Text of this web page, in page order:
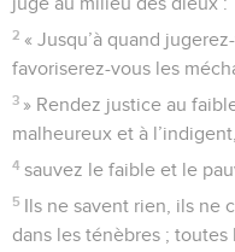
2 « Jusqu’à quand
favoriserez-vous les
3 » Rendez justice au
malheureux et à l’indigent,
4 sauvez le faible et le
5 Ils ne savent rien, ils ne
dans les ténèbres ;